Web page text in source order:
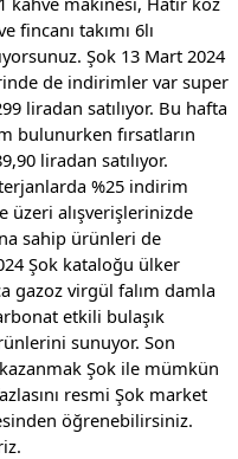
fincanı takımı 6lı
Şok 13 Mart 2024
de indirimler var super
liradan satılıyor. Bu hafta
bulunurken fırsatların
liradan satılıyor.
%25 indirim
üzeri alışverişlerinizde
sahip ürünleri de
Şok kataloğu ülker
gazoz virgül falım damla
etkili bulaşık
sunuyor. Son
Şok ile mümkün
resmi Şok market
öğrenebilirsiniz.